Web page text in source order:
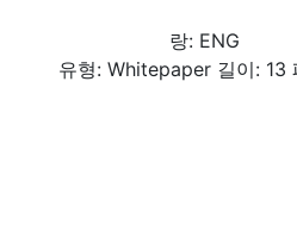
랑: ENG
유형: Whitepaper 길이: 13